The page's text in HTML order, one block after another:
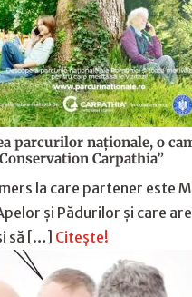
parcurilor naționale, o
Carpathia”
la care partener este
și Pădurilor și care
să […] Citește!